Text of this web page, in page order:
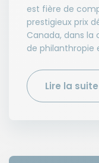
est fière de
prestigieux prix
Canada, dans la
de philanthropie
Lire la suite